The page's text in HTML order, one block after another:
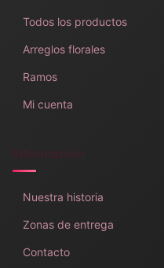
Todos los productos
Arreglos florales
Ramos
Mi cuenta
Información
Nuestra historia
Zonas de entrega
Contacto